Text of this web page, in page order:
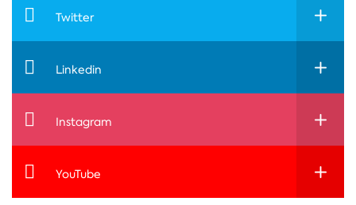
Twitter
Linkedin
Instagram
YouTube